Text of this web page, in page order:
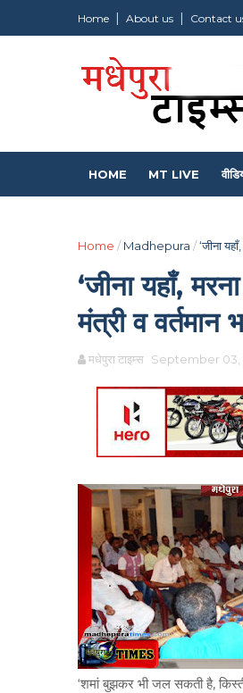
Home About us Contact
HOME MT LIVE
Home / Madhepura /‘जीना
‘जीना यहाँ,
मंत्री व वर्तमान
मधेपुरा टाइम्स September 03,
‘शमां बुझकर भी जल सकती है,